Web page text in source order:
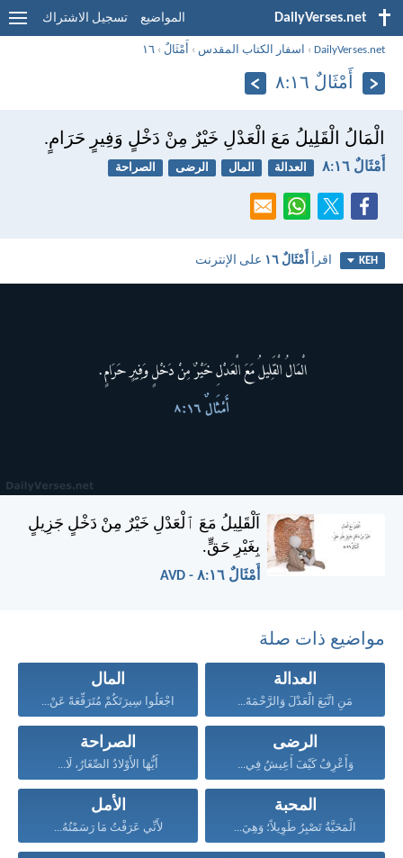
DailyVerses.net المواضيع تسجيل الاشتراك
DailyVerses.net
› اسفار الكتاب المقدس › أَمْثَالٌ ›١٦
أَمْثَالٌ ١٦:‏٨
الْمَالُ الْقَلِيلُ مَعَ الْعَدْلِ خَيْرٌ مِنْ دَخْلٍ وَفِيرٍ حَرَامٍ.
أَمْثَالٌ ١٦:‏٨ العدالة المال الرضى الصراحة
KEH اقرأأَمْثَالٌ ١٦ على الإنترنت
اَلْقَلِيلُ مَعَ ٱلْعَدْلِ خَيْرٌ مِنْ دَخْلٍ جَزِيلٍ
بِغَيْرِ حَقٍّ.
أَمْثَالٌ ١٦:‏٨ - AVD
مواضيع ذات صلة
العدالة
مَنِ اتَّبَعَ الْعَدْلَ وَالرَّحْمَةَ...
المال
اجْعَلُوا سِيرَتَكُمْ مُتَرَفِّعَةً عَنْ...
الرضى
وَأَعْرِفُ كَيْفَ أَعِيشُ فِي...
الصراحة
أَيُّهَا الأَوْلادُ الصِّغَارُ، لَا...
المحبة
الْمَحَبَّةُ تَصْبِرُ طَوِيلاً؛ وَهِيَ...
الأمل
لأَنِّي عَرَفْتُ مَا رَسَمْتُهُ...